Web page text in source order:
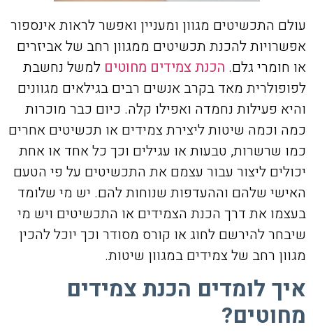
עולם התכשיטים מגוון ומעניין ואפשר לראות אינספור
אפשרויות להכנת תכשיטים ממגוון רחב של אביזרים
או חומרי גלם. הכנת צמידים מחוטים למשל נחשבת
לפופולרית מאד בקרב אנשים רבים בגילאים מגוונים
והיא פעילות נחמדה ואפילו קלה. כיום כבר מוכרות
כמה וכמה שיטות ליצירת צמידים או תכשיטים אחרים
כמו שרשרות, טבעות או עגילים וכך כל אחד או אחת
יכולים ליצור עבור עצמם את התכשיטים על פי הטעם
האישי שלהם וההעדפות שנוחות להם. יש מי שלומד
בעצמו את דרך הכנת הצמידים או התכשיטים ויש מי
שיבחר להירשם לחוג או קורס מסודר וכך יוכל להכין
מגוון רחב של צמידים במגוון שיטות.
איך לומדים הכנת צמידים
מחוטים?